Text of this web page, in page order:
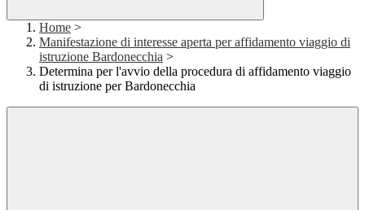
Home >
Manifestazione di interesse aperta per affidamento viaggio di
istruzione Bardonecchia >
Determina per l'avvio della procedura di affidamento viaggio
di istruzione per Bardonecchia